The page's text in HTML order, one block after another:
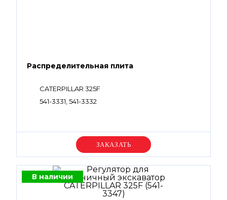
Распределительная плита
CATERPILLAR 325F
541-3331, 541-3332
Уточняйте цену
В наличии